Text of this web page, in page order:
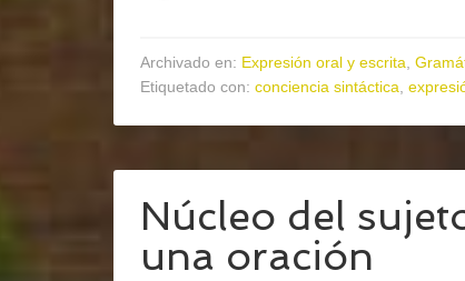
Archivado en: Expresión oral y escrita
Etiquetado con: conciencia sintáctica
Núcleo del
una oración